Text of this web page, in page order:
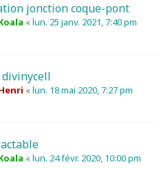
jonction coque-pont
«lun. 25 janv. 2021, 7:40 pm
«lun. 18 mai 2020, 7:27 pm
«lun. 24 févr. 2020, 10:00 pm